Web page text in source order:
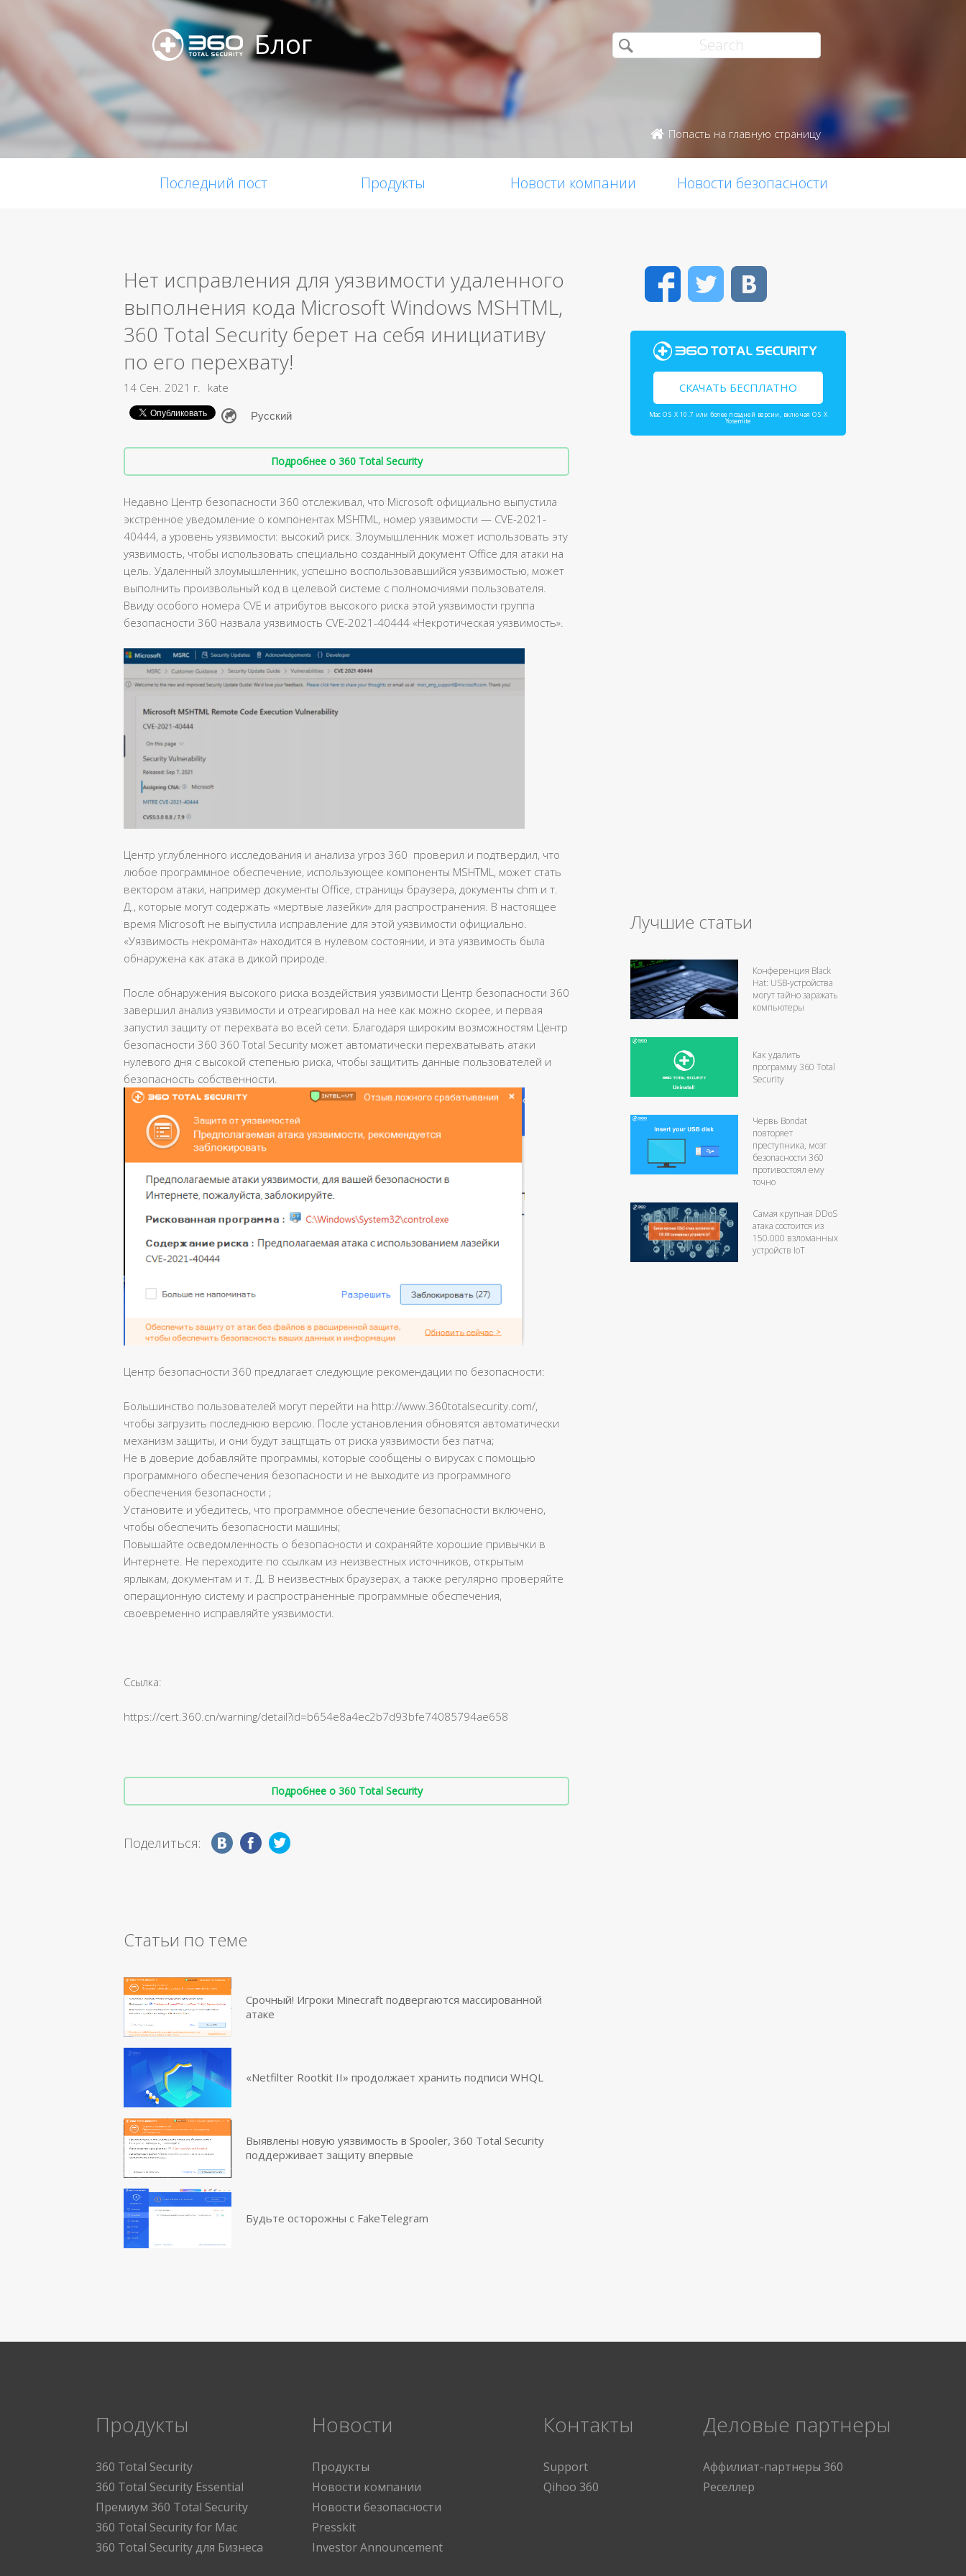
Блог
Попасть на главную страницу
Последний пост Продукты Новости компании Новости безопасности
Нет исправления для уязвимости удаленного
выполнения кода Microsoft Windows MSHTML,
360 Total Security берет на себя инициативу
по его перехвату!
14 Сен. 2021 г. kate
Подробнее о 360 Total Security
Недавно Центр безопасности 360 отслеживал, что Microsoft официально выпустила
экстренное уведомление о компонентах MSHTML, номер уязвимости — CVE-2021-
40444, а уровень уязвимости: высокий риск. Злоумышленник может использовать эту
уязвимость, чтобы использовать специально созданный документ Office для атаки на
цель. Удаленный злоумышленник, успешно воспользовавшийся уязвимостью, может
выполнить произвольный код в целевой системе с полномочиями пользователя.
Ввиду особого номера CVE и атрибутов высокого риска этой уязвимости группа
безопасности 360 назвала уязвимость CVE-2021-40444 «Некротическая уязвимость».
Центр углубленного исследования и анализа угроз 360 проверил и подтвердил, что
любое программное обеспечение, использующее компоненты MSHTML, может стать
вектором атаки, например документы Office, страницы браузера, документы chm и т.
Д., которые могут содержать «мертвые лазейки» для распространения. В настоящее
время Microsoft не выпустила исправление для этой уязвимости официально.
«Уязвимость некроманта» находится в нулевом состоянии, и эта уязвимость была
обнаружена как атака в дикой природе.
После обнаружения высокого риска воздействия уязвимости Центр безопасности 360
завершил анализ уязвимости и отреагировал на нее как можно скорее, и первая
запустил защиту от перехвата во всей сети. Благодаря широким возможностям Центр
безопасности 360 360 Total Security может автоматически перехватывать атаки
нулевого дня с высокой степенью риска, чтобы защитить данные пользователей и
безопасность собственности.
Центр безопасности 360 предлагает следующие рекомендации по безопасности:
Большинство пользователей могут перейти на http://www.360totalsecurity.com/,
чтобы загрузить последнюю версию. После установления обновятся автоматически
механизм защиты, и они будут защтщать от риска уязвимости без патча;
Не в доверие добавляйте программы, которые сообщены о вирусах с помощью
программного обеспечения безопасности и не выходите из программного
обеспечения безопасности ;
Установите и убедитесь, что программное обеспечение безопасности включено,
чтобы обеспечить безопасности машины;
Повышайте осведомленность о безопасности и сохраняйте хорошие привычки в
Интернете. Не переходите по ссылкам из неизвестных источников, открытым
ярлыкам, документам и т. Д. В неизвестных браузерах, а также регулярно проверяйте
операционную систему и распространенные программные обеспечения,
своевременно исправляйте уязвимости.
Ссылка:
https://cert.360.cn/warning/detail?id=b654e8a4ec2b7d93bfe74085794ae658
Подробнее о 360 Total Security
Поделиться:
Статьи по теме
Срочный! Игроки Minecraft подвергаются массированной
атаке
«Netfilter Rootkit II» продолжает хранить подписи WHQL
Выявлены новую уязвимость в Spooler, 360 Total Security
поддерживает защиту впервые
Будьте осторожны с FakeTelegram
FacebookTwitter
СКАЧАТЬ БЕСПЛАТНО
Mac OS X 10.7 или более поздней версии, включая OS X
Yosemite
Лучшие статьи
Конференция Black
Hat: USB-устройства
могут тайно заражать
компьютеры
Как удалить
программу 360 Total
Security
Червь Bondat
повторяет
преступника, мозг
безопасности 360
противостоял ему
точно
Самая крупная DDoS
атака состоится из
150.000 взломанных
устройств IоT
Продукты
360 Total Security
360 Total Security Essential
Премиум 360 Total Security
360 Total Security for Mac
360 Total Security для Бизнеса
Новости
Продукты
Новости компании
Новости безопасности
Presskit
Investor Announcement
Контакты
Support
Qihoo 360
Деловые партнеры
Аффилиат-партнеры 360
Реселлер